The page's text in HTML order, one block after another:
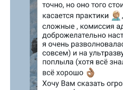
Общество с Ограниченной Ответственностью
«Международный Центр Медицинского
и Фармацевтического Образования»